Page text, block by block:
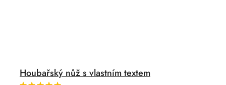
Houbařský nůž s vlastním textem